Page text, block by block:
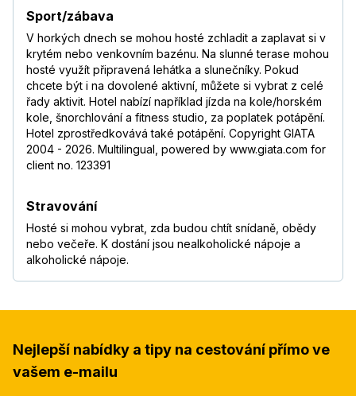
Sport/zábava
V horkých dnech se mohou hosté zchladit a zaplavat si v
krytém nebo venkovním bazénu. Na slunné terase mohou
hosté využít připravená lehátka a slunečníky. Pokud
chcete být i na dovolené aktivní, můžete si vybrat z celé
řady aktivit. Hotel nabízí například jízda na kole/horském
kole, šnorchlování a fitness studio, za poplatek potápění.
Hotel zprostředkovává také potápění. Copyright GIATA
2004 - 2026. Multilingual, powered by www.giata.com for
client no. 123391
Stravování
Hosté si mohou vybrat, zda budou chtít snídaně, obědy
nebo večeře. K dostání jsou nealkoholické nápoje a
alkoholické nápoje.
Nejlepší nabídky a tipy na cestování přímo ve
vašem e-mailu